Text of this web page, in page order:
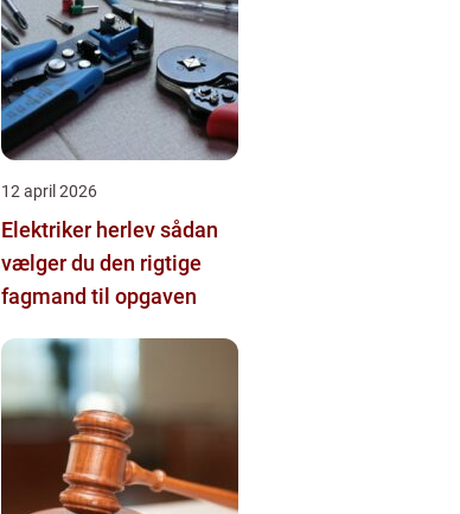
12 april 2026
Elektriker herlev sådan
vælger du den rigtige
fagmand til opgaven